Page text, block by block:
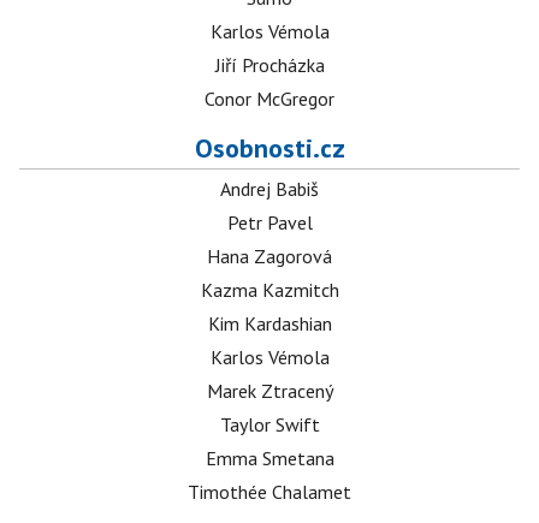
Karlos Vémola
Jiří Procházka
Conor McGregor
Osobnosti.cz
Andrej Babiš
Petr Pavel
Hana Zagorová
Kazma Kazmitch
Kim Kardashian
Karlos Vémola
Marek Ztracený
Taylor Swift
Emma Smetana
Timothée Chalamet